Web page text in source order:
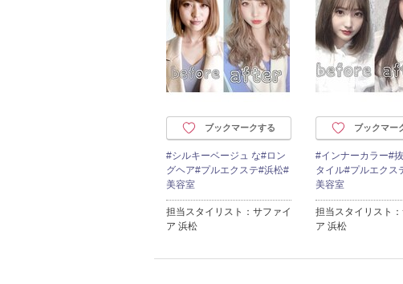
ブックマークする
#シルキーベージュ な#ロン
グヘア#プルエクステ#浜松#
美容室
担当スタイリスト：サファイ
ア 浜松
ブックマー
#インナーカラー#
タイル#プルエクス
美容室
担当スタイリスト
ア 浜松